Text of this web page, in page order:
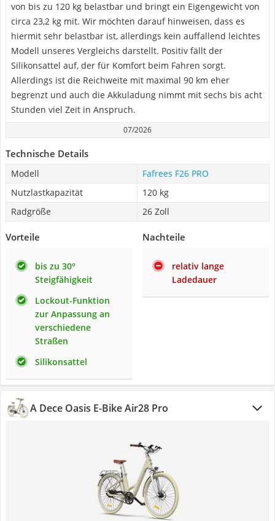
von bis zu 120 kg belastbar und bringt ein Eigengewicht von
circa 23,2 kg mit. Wir möchten darauf hinweisen, dass es
hiermit sehr belastbar ist, allerdings kein auffallend leichtes
Modell unseres Vergleichs darstellt. Positiv fällt der
Silikonsattel auf, der für Komfort beim Fahren sorgt.
Allerdings ist die Reichweite mit maximal 90 km eher
begrenzt und auch die Akkuladung nimmt mit sechs bis acht
Stunden viel Zeit in Anspruch.
07/2026
Technische Details
Modell
Fafrees F26 PRO
Nutzlastkapazität
120 kg
Radgröße
26 Zoll
Vorteile
bis zu 30°
Steigfähigkeit
Lockout-Funktion
zur Anpassung an
verschiedene
Straßen
Silikonsattel
Nachteile
relativ lange
Ladedauer
A Dece Oasis E-Bike Air28 Pro